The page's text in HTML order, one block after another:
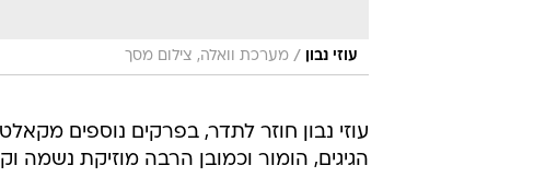
עוזי נבון / מערכת וואלה, צילום מסך
עוזי נבון חוזר לתדר, בפרקים נוספים
הגיגים, הומור וכמובן הרבה מוזיקת נשמה